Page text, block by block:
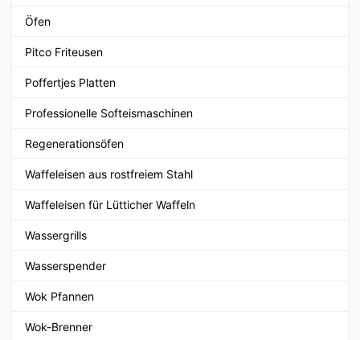
Öfen
Pitco Friteusen
Poffertjes Platten
Professionelle Softeismaschinen
Regenerationsöfen
Waffeleisen aus rostfreiem Stahl
Waffeleisen für Lütticher Waffeln
Wassergrills
Wasserspender
Wok Pfannen
Wok-Brenner